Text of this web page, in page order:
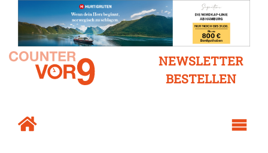
NEWSLETTER
BESTELLEN